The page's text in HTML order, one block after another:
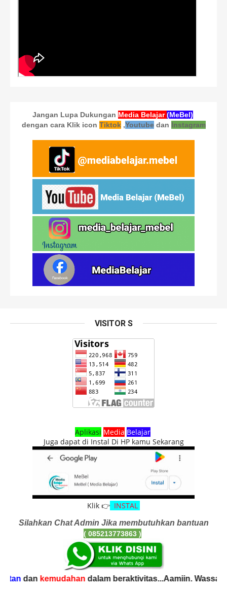
Jangan Lupa Dukungan Media Belajar(MeBel)
dengan cara Klik icon Tiktok,Youtubedan Instagram
VISITOR S
Aplikasi Media Belajar
Juga dapat di Instal Di HP kamu Sekarang
Klik 👉 INSTAL
Silahkan Chat Admin Jika membutuhkan bantuan
( 085213773863 )
kemudahandalam beraktivitas...Aamiin.